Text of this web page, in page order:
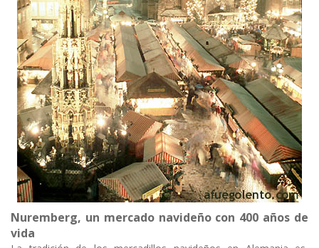
Nuremberg, un mercado navideño con 400 años de
vida